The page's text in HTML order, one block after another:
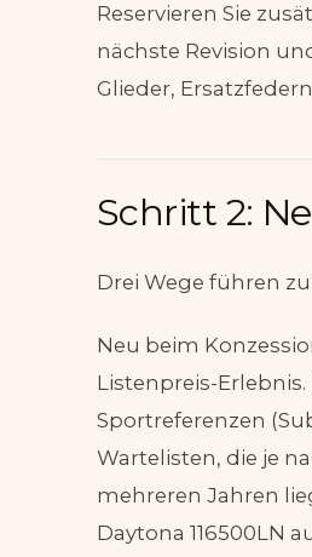
Reservieren Sie
nächste Revision
Glieder,
Schritt 2:
Drei Wege führen
Neu beim
Listenpreis-
Sportreferenzen
Wartelisten, die je
mehreren Jahren
Daytona 116500LN